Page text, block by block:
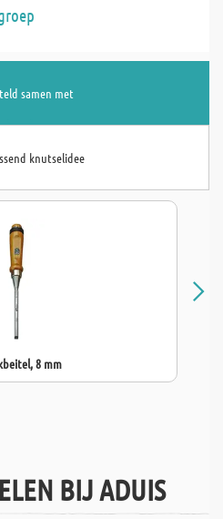
samen met
knutselidee
8 mm
BIJ ADUIS